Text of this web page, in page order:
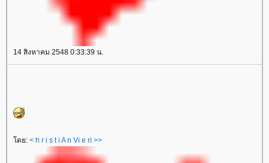
14 สิงหาคม 2548 0:33:39 น.
ดย: < h r i s t i A n Vi e ri >>